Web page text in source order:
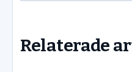
Relaterade